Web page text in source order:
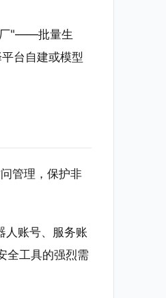
厂"——批量生
台自建或模型
管理，保护非
账号、服务账
全工具的强烈需